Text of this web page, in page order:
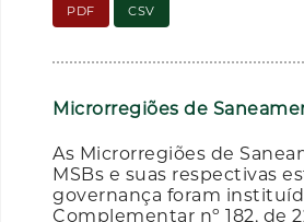
PDF CSV
Microrregiões de
As Microrregiões de
MSBs e suas respectivas
governança foram
Complementar nº 182, de